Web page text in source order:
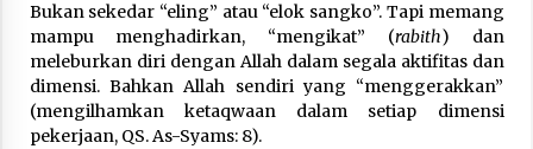
Bukan sekedar “eling” atau “elok sangko”. Tapi memang
mampu menghadirkan, “mengikat” (rabith) dan
meleburkan diri dengan Allah dalam segala aktifitas dan
dimensi. Bahkan Allah sendiri yang “menggerakkan”
(mengilhamkan ketaqwaan dalam setiap dimensi
pekerjaan, QS. As-Syams: 8).